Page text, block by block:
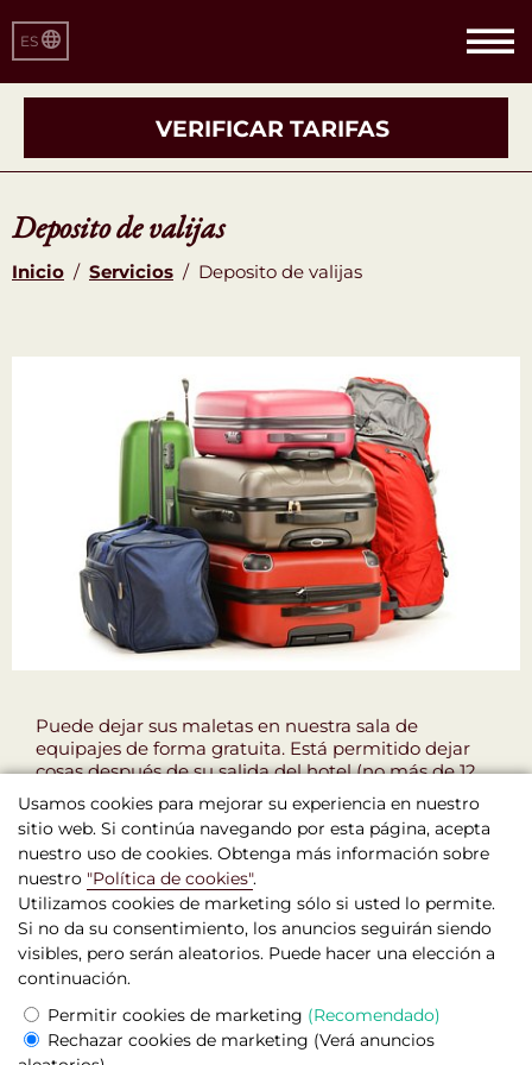
VERIFICAR TARIFAS
ES
Deposito de valijas
Inicio / Servicios / Deposito de valijas
Puede dejar sus maletas en nuestra sala de
equipajes de forma gratuita. Está permitido dejar
cosas después de su salida del hotel (no más de 12
© 2026 Sitio web oficial
Términos y condiciones legales
Usamos cookies para mejorar su experiencia en nuestro
sitio web. Si continúa navegando por esta página, acepta
nuestro uso de cookies. Obtenga más información sobre
nuestro "Política de cookies".
Utilizamos cookies de marketing sólo si usted lo permite.
Si no da su consentimiento, los anuncios seguirán siendo
visibles, pero serán aleatorios. Puede hacer una elección a
continuación.
Permitir cookies de marketing (Recomendado)
Rechazar cookies de marketing (Verá anuncios